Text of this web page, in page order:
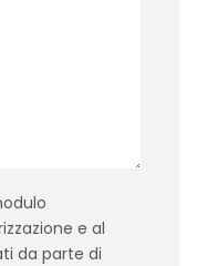
e al
da parte di